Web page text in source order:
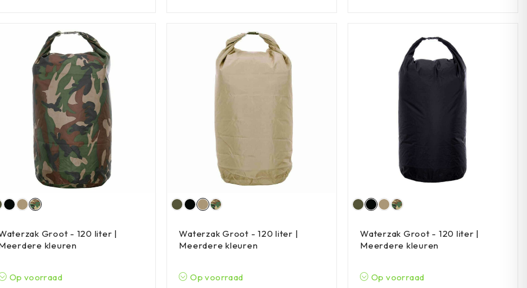
Groot - 120 liter |
kleuren
Op voorraad
Waterzak Groot - 120 liter |
Meerdere kleuren
Op voorraad
Waterzak Groot - 120 liter |
Meerdere kleuren
Op voorraad